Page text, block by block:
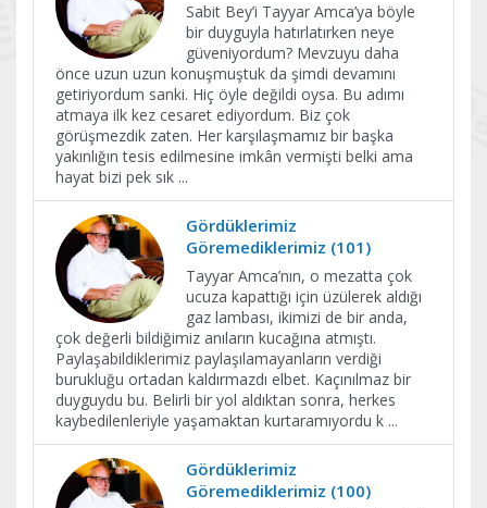
Sabit Bey’i Tayyar Amca’ya böyle
bir duyguyla hatırlatırken neye
güveniyordum? Mevzuyu daha
önce uzun uzun konuşmuştuk da şimdi devamını
getiriyordum sanki. Hiç öyle değildi oysa. Bu adımı
atmaya ilk kez cesaret ediyordum. Biz çok
görüşmezdik zaten. Her karşılaşmamız bir başka
yakınlığın tesis edilmesine imkân vermişti belki ama
hayat bizi pek sık ...
Gördüklerimiz
Göremediklerimiz (101)
Tayyar Amca’nın, o mezatta çok
ucuza kapattığı için üzülerek aldığı
gaz lambası, ikimizi de bir anda,
çok değerli bildiğimiz anıların kucağına atmıştı.
Paylaşabildiklerimiz paylaşılamayanların verdiği
burukluğu ortadan kaldırmazdı elbet. Kaçınılmaz bir
duyguydu bu. Belirli bir yol aldıktan sonra, herkes
kaybedilenleriyle yaşamaktan kurtaramıyordu k ...
Gördüklerimiz
Göremediklerimiz (100)